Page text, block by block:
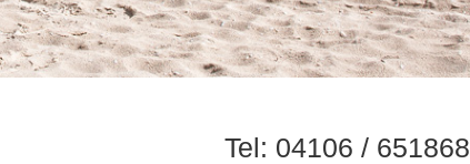
Tel: 04106 / 651868